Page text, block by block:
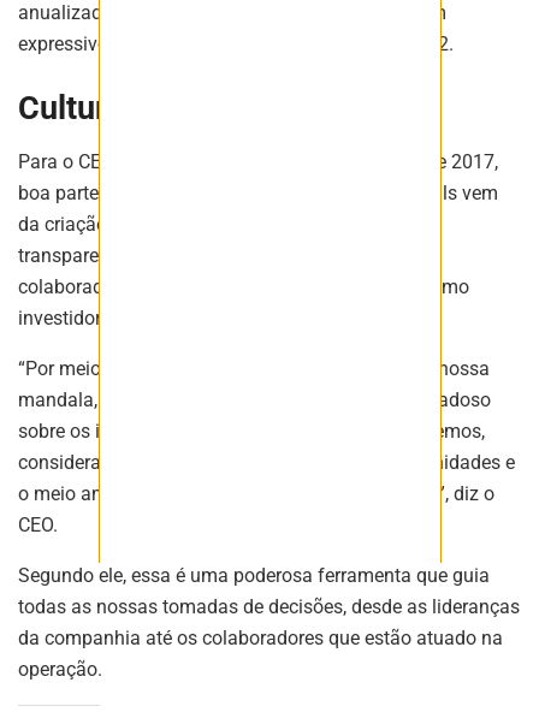
anualizadas no final de 2025, o que representa um
expressivo crescimento de 86% comparado a 2022.
Cultura Aura 360
Para o CEO, que está à frente da companhia desde 2017,
boa parte do sucesso alcançado pela Aura Minerals vem
da criação e implementação de uma cultura forte,
transparente, e que é cascateada para todos os
colaboradores, impactando ainda stakeholders como
investidores e população geral.
“Por meio da cultura Aura 360, representada pela nossa
mandala, conseguimos ter um olhar amplo e cuidadoso
sobre os impactos e benefícios de tudo o que fazemos,
considerando os nossos colaboradores, as comunidades e
o meio ambiente, até chegar à própria companhia”, diz o
CEO.
Segundo ele, essa é uma poderosa ferramenta que guia
todas as nossas tomadas de decisões, desde as lideranças
da companhia até os colaboradores que estão atuado na
operação.